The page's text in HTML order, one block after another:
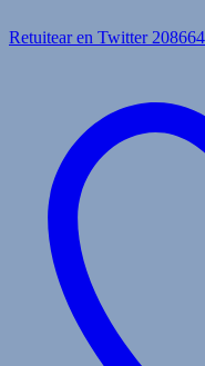
Retuitear en Twitter